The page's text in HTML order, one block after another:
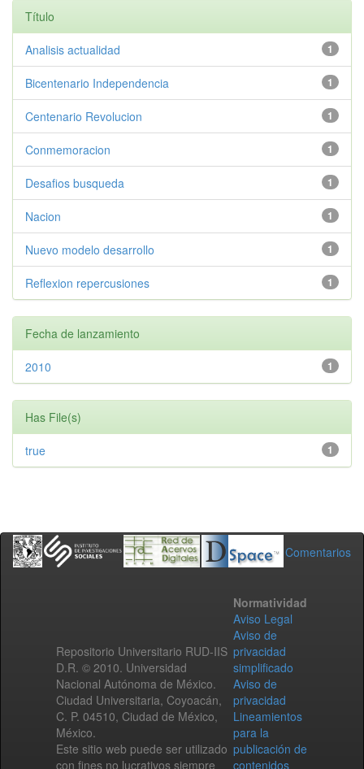
Título
1
Analisis actualidad
1
Bicentenario Independencia
1
Centenario Revolucion
1
Conmemoracion
1
Desafios busqueda
1
Nacion
1
Nuevo modelo desarrollo
1
Reflexion repercusiones
Fecha de lanzamiento
1
2010
Has File(s)
1
true
Comentarios
Repositorio Universitario RUD-IIS
D.R. © 2010. Universidad
Nacional Autónoma de México.
Ciudad Universitaria, Coyoacán,
C. P. 04510, Ciudad de México,
México.
Este sitio web puede ser utilizado
con fines no lucrativos siempre
Normatividad
Aviso Legal
Aviso de
privacidad
simplificado
Aviso de
privacidad
Lineamientos
para la
publicación de
contenidos